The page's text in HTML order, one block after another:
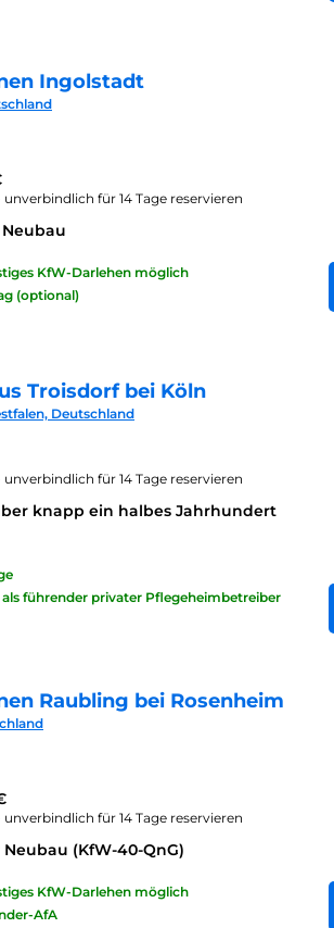
Ingolstadt
für 14 Tage reservieren
KfW-Darlehen möglich
(optional)
Troisdorf bei Köln
Deutschland
für 14 Tage reservieren
knapp ein halbes Jahrhundert
führender privater Pflegeheimbetreiber
Raubling bei Rosenheim
für 14 Tage reservieren
(KfW-40-QnG)
KfW-Darlehen möglich
AfA